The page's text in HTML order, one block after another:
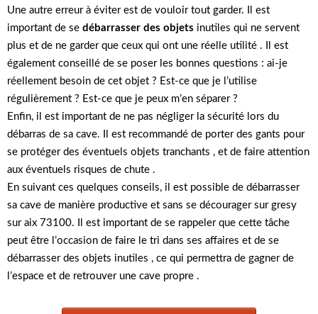
Une autre erreur à éviter est de vouloir tout garder. Il est
important de se débarrasser des objets inutiles qui ne servent
plus et de ne garder que ceux qui ont une réelle utilité . Il est
également conseillé de se poser les bonnes questions : ai-je
réellement besoin de cet objet ? Est-ce que je l’utilise
régulièrement ? Est-ce que je peux m’en séparer ?
Enfin, il est important de ne pas négliger la sécurité lors du
débarras de sa cave. Il est recommandé de porter des gants pour
se protéger des éventuels objets tranchants , et de faire attention
aux éventuels risques de chute .
En suivant ces quelques conseils, il est possible de débarrasser
sa cave de manière productive et sans se décourager sur gresy
sur aix 73100. Il est important de se rappeler que cette tâche
peut être l’occasion de faire le tri dans ses affaires et de se
débarrasser des objets inutiles , ce qui permettra de gagner de
l’espace et de retrouver une cave propre .